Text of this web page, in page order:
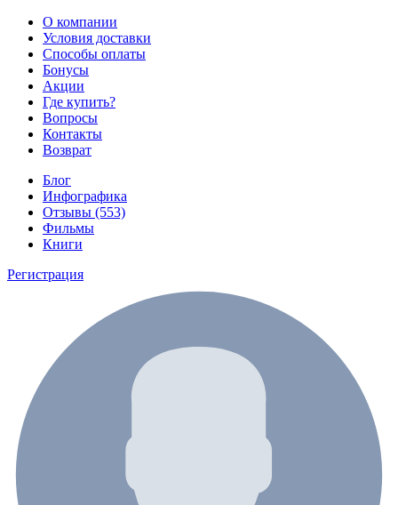
О компании
Условия доставки
Способы оплаты
Бонусы
Акции
Где купить?
Вопросы
Контакты
Возврат
Блог
Инфографика
Отзывы (553)
Фильмы
Книги
Регистрация